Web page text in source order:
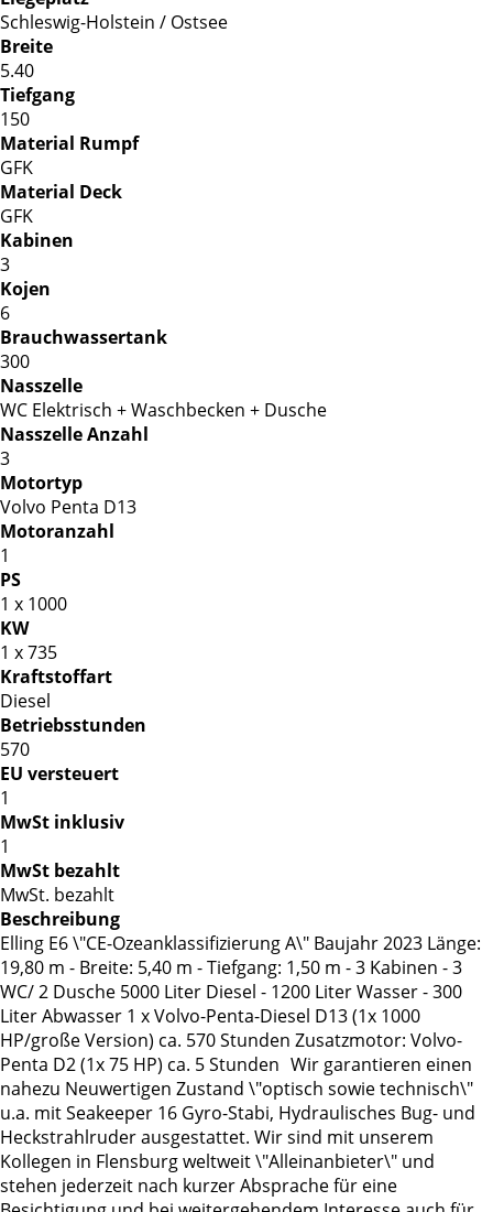
Schleswig-Holstein / Ostsee
Breite
5.40
Tiefgang
150
Material Rumpf
GFK
Material Deck
GFK
Kabinen
3
Kojen
6
Brauchwassertank
300
Nasszelle
WC Elektrisch + Waschbecken + Dusche
Nasszelle Anzahl
3
Motortyp
Volvo Penta D13
Motoranzahl
1
PS
1 x 1000
KW
1 x 735
Kraftstoffart
Diesel
Betriebsstunden
570
EU versteuert
1
MwSt inklusiv
1
MwSt bezahlt
MwSt. bezahlt
Beschreibung
Elling E6 \"CE-Ozeanklassifizierung A\" Baujahr 2023 Länge:
19,80 m - Breite: 5,40 m - Tiefgang: 1,50 m - 3 Kabinen - 3
WC/ 2 Dusche 5000 Liter Diesel - 1200 Liter Wasser - 300
Liter Abwasser 1 x Volvo-Penta-Diesel D13 (1x 1000
HP/große Version) ca. 570 Stunden Zusatzmotor: Volvo-
Penta D2 (1x 75 HP) ca. 5 Stunden Wir garantieren einen
nahezu Neuwertigen Zustand \"optisch sowie technisch\"
u.a. mit Seakeeper 16 Gyro-Stabi, Hydraulisches Bug- und
Heckstrahlruder ausgestattet. Wir sind mit unserem
Kollegen in Flensburg weltweit \"Alleinanbieter\" und
stehen jederzeit nach kurzer Absprache für eine